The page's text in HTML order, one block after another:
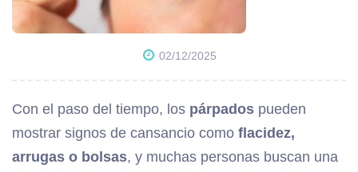
02/12/2025
Con el paso del tiempo, los párpados pueden
mostrar signos de cansancio como flacidez,
arrugas o bolsas, y muchas personas buscan una